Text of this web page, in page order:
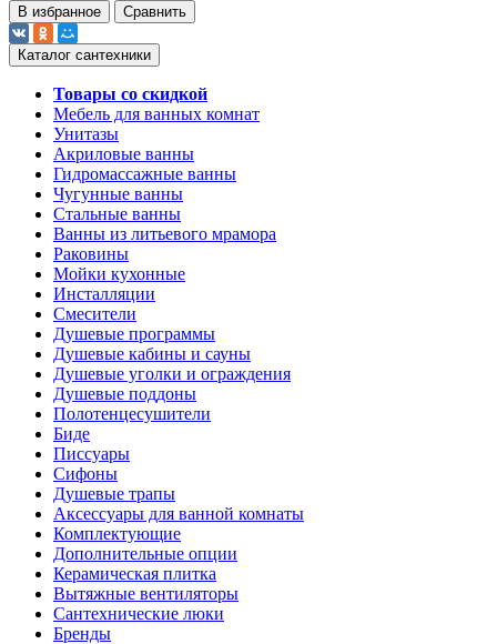
В избранное Сравнить
Каталог сантехники
Товары со скидкой
Мебель для ванных комнат
Унитазы
Акриловые ванны
Гидромассажные ванны
Чугунные ванны
Стальные ванны
Ванны из литьевого мрамора
Раковины
Мойки кухонные
Инсталляции
Смесители
Душевые программы
Душевые кабины и сауны
Душевые уголки и ограждения
Душевые поддоны
Полотенцесушители
Биде
Писсуары
Сифоны
Душевые трапы
Аксессуары для ванной комнаты
Комплектующие
Дополнительные опции
Керамическая плитка
Вытяжные вентиляторы
Сантехнические люки
Бренды